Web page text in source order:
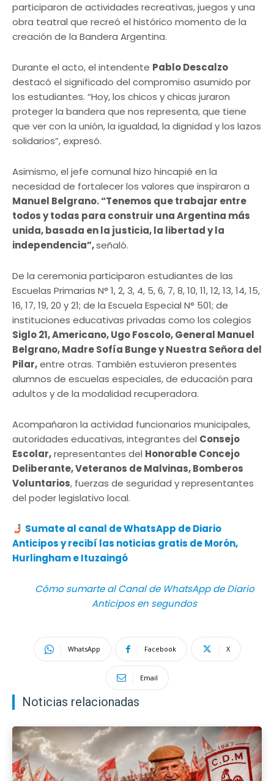
participaron de actividades recreativas, juegos y una
obra teatral que recreó el histórico momento de la
creación de la Bandera Argentina.
Durante el acto, el intendente Pablo Descalzo
destacó el significado del compromiso asumido por
los estudiantes. “Hoy, los chicos y chicas juraron
proteger la bandera que nos representa, que tiene
que ver con la unión, la igualdad, la dignidad y los lazos
solidarios”, expresó.
Asimismo, el jefe comunal hizo hincapié en la
necesidad de fortalecer los valores que inspiraron a
Manuel Belgrano. “Tenemos que trabajar entre
todos y todas para construir una Argentina más
unida, basada en la justicia, la libertad y la
independencia”,señaló.
De la ceremonia participaron estudiantes de las
Escuelas Primarias N° 1, 2, 3, 4, 5, 6, 7, 8, 10, 11, 12, 13, 14, 15,
16, 17, 19, 20 y 21; de la Escuela Especial N° 501; de
instituciones educativas privadas como los colegios
Siglo 21, Americano, Ugo Foscolo, General Manuel
Belgrano, Madre Sofía Bunge y Nuestra Señora del
Pilar,entre otras. También estuvieron presentes
alumnos de escuelas especiales, de educación para
adultos y de la modalidad recuperadora.
Acompañaron la actividad funcionarios municipales,
autoridades educativas, integrantes del Consejo
Escolar,representantes del Honorable Concejo
Deliberante, Veteranos de Malvinas, Bomberos
Voluntarios, fuerzas de seguridad y representantes
del poder legislativo local.
Sumate al canal de WhatsApp de Diario
Anticipos y recibí las noticias gratis de Morón,
Hurlingham e Ituzaingó
Cómo sumarte al Canal de WhatsApp de Diario
Anticipos en segundos
WhatsApp Facebook X
Email
Noticias relacionadas